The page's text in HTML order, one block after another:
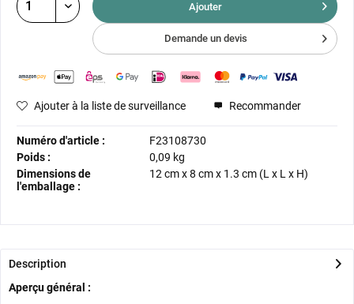
Ajouter
Demande un devis
Ajouter à la liste de surveillance Recommander
Numéro d'article :
F23108730
Poids :
0,09 kg
Dimensions de
l'emballage :
12 cmx8 cmx 1.3 cm (L x L x H)
Description
Aperçu général :